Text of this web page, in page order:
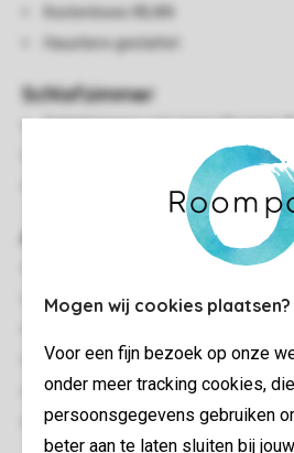
Mogen wij cookies plaatsen?
Voor een fijn bezoek op onze
onder meer tracking cookies,
persoonsgegevens gebruiken
beter aan te laten sluiten bij
Kostenloses WLAN
Haustiere gestattet
Schlafzimmer
Schlafzimmer mit einem Kingsize-
Schlafzimmer mit einem Doppelbett
Schlafzimmer mit zwei
Gartenmöbel
Hot Tub
Pergola
Stellplätze für zwei Autos an der